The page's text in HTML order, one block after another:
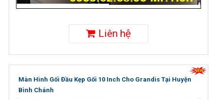
Liên hệ
Màn Hình Gối Đầu Kẹp Gối 10 Inch Cho Grandis Tại Huyện
Bình Chánh